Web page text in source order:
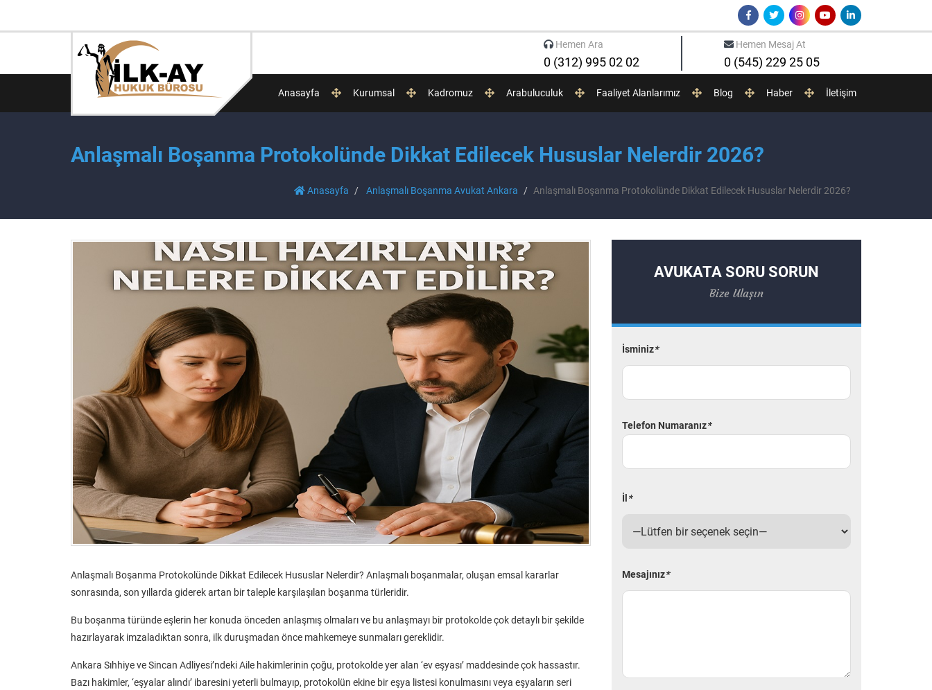
Hemen Ara
0 (312) 995 02 02
Hemen Mesaj At
0 (545) 229 25 05
Anasayfa Kurumsal Kadromuz Arabuluculuk Faaliyet Alanlarımız Blog Haber İletişim
Anlaşmalı Boşanma Protokolünde Dikkat Edilecek Hususlar Nelerdir 2026?
Anasayfa Anlaşmalı Boşanma Avukat Ankara Anlaşmalı Boşanma Protokolünde Dikkat Edilecek Hususlar Nelerdir 2026?
Anlaşmalı Boşanma Protokolünde Dikkat Edilecek Hususlar Nelerdir? Anlaşmalı boşanmalar, oluşan emsal kararlar
sonrasında, son yıllarda giderek artan bir taleple karşılaşılan boşanma türleridir.
Bu boşanma türünde eşlerin her konuda önceden anlaşmış olmaları ve bu anlaşmayı bir protokolde çok detaylı bir şekilde
hazırlayarak imzaladıktan sonra, ilk duruşmadan önce mahkemeye sunmaları gereklidir.
Ankara Sıhhiye ve Sincan Adliyesi’ndeki Aile hakimlerinin çoğu, protokolde yer alan ‘ev eşyası’ maddesinde çok hassastır.
Bazı hakimler, ‘eşyalar alındı’ ibaresini yeterli bulmayıp, protokolün ekine bir eşya listesi konulmasını veya eşyaların seri
AVUKATA SORU SORUN
Bize Ulaşın
İsminiz*
Telefon Numaranız*
İl *
Mesajınız*